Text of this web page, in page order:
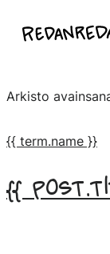
suoraan
Linda Saukko-Rauta, Redanredan Oy
piirrosvideoita
Arkisto
{{ term.name }}
{{